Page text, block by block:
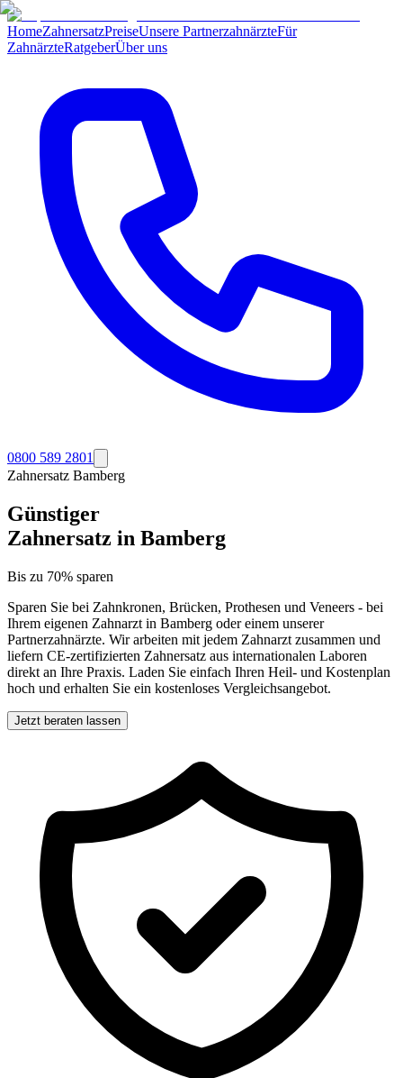
HomeZahnersatzPreiseUnsere PartnerzahnärzteFür
ZahnärzteRatgeberÜber uns
0800 589 2801
Zahnersatz Bamberg
Günstiger
Zahnersatz in Bamberg
Bis zu 70% sparen
Sparen Sie bei Zahnkronen, Brücken, Prothesen und Veneers - bei
Ihrem eigenen Zahnarzt in Bamberg oder einem unserer
Partnerzahnärzte. Wir arbeiten mit jedem Zahnarzt zusammen und
liefern CE-zertifizierten Zahnersatz aus internationalen Laboren
direkt an Ihre Praxis. Laden Sie einfach Ihren Heil- und Kostenplan
hoch und erhalten Sie ein kostenloses Vergleichsangebot.
Jetzt beraten lassen